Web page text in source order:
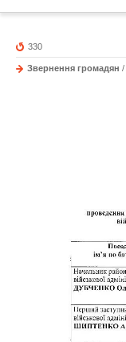
330
Звернення громадян /